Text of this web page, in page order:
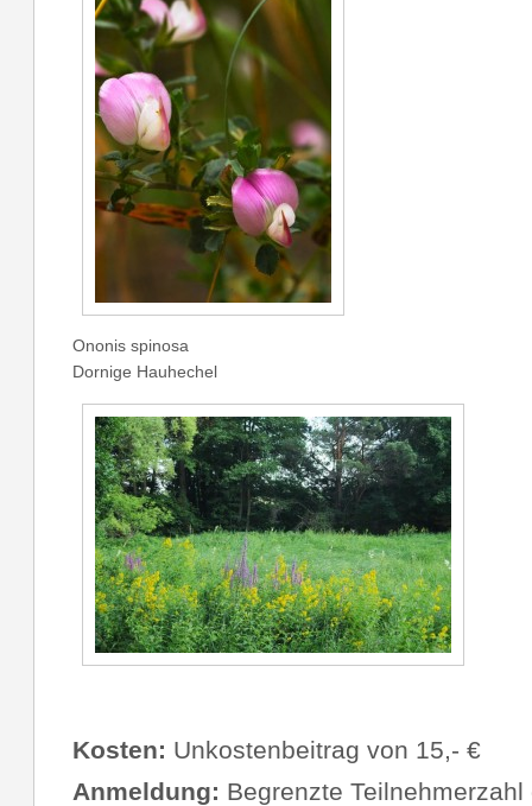
Ononis spinosa
Dornige Hauhechel
Kosten: Unkostenbeitrag von 15,- €
Anmeldung: Begrenzte